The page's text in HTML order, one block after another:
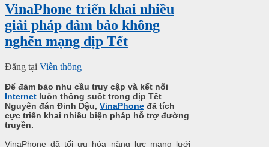
VinaPhone triển khai nhiều
giải pháp đảm bảo không
nghẽn mạng dịp Tết
Đăng tại Viễn thông
Để đảm bảo nhu cầu truy cập và kết nối
Internet luôn thông suốt trong dịp Tết
Nguyên đán Đinh Dậu, VinaPhone đã tích
cực triển khai nhiều biện pháp hỗ trợ đường
truyền.
VinaPhone đã tối ưu hóa năng lực mạng lưới